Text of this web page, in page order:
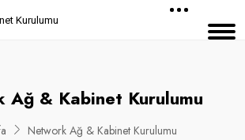
Ağ & Kabinet Kurulumu
Network Ağ & Kabinet Kurulumu